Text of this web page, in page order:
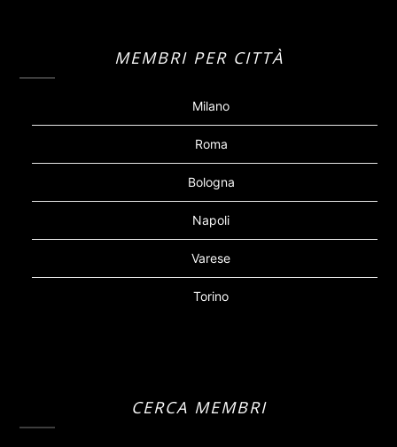
MEMBRI PER CITTÀ
Milano
Roma
Bologna
Napoli
Varese
Torino
CERCA MEMBRI